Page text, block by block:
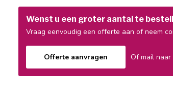
Wenst u een groter aantal te
Vraag eenvoudig een offerte aan of neem
Offerte aanvragen Of mail naar